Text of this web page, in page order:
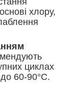
хлору,
циклах
60-90°С.